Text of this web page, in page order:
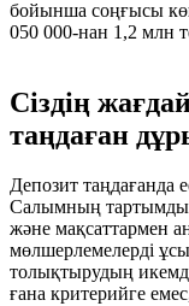
бойынша соңғысы
050 000-нан 1,2 млн
Сіздің
таңдаған
Депозит таңдағанда
Салымның
және мақсаттармен
мөлшерлемелерді
толықтырудың
ғана критерийге